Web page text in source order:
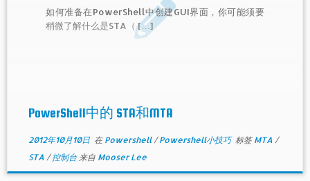
如何准备在PowerShell中创建GUI界面，你可能须要
稍微了解什么是STA（ […]
PowerShell中的 STA和MTA
2012年10月10日在 Powershell/Powershell小技巧 标签MTA /
STA /控制台 来自 Mooser Lee